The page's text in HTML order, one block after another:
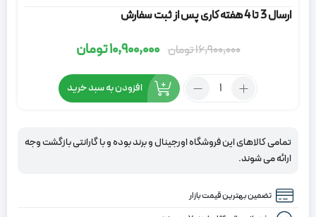
ارسال 3 تا 4 هفته کاری پس از ثبت سفارش
16,900,000تومان قیمت
اصلی:
16,900,000
بود.
10,900,000تومان
قیمت
فعلی:
10,900,000
تعداد:
بلوچ
کد
زرد
افزودن به سبد خرید
تمامی کالاهای این فروشگاه اورجینال و برند بوده و با گارانتی بازگشت وجه
ارائه می شوند.
تضمین بهترین قیمت بازار